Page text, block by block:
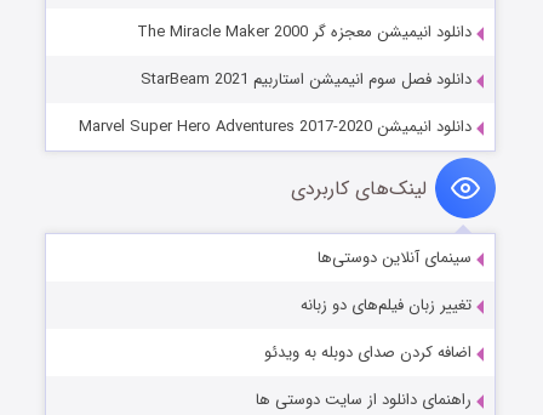
دانلود انیمیشن معجزه گر The Miracle Maker 2000
دانلود فصل سوم انیمیشن استاربیم StarBeam 2021
دانلود انیمیشن Marvel Super Hero Adventures 2017-2020
لینک‌های کاربردی
سینمای آنلاین دوستی‌ها
تغییر زبان فیلم‌های دو زبانه
اضافه کردن صدای دوبله به ویدئو
راهنمای دانلود از سایت دوستی ها